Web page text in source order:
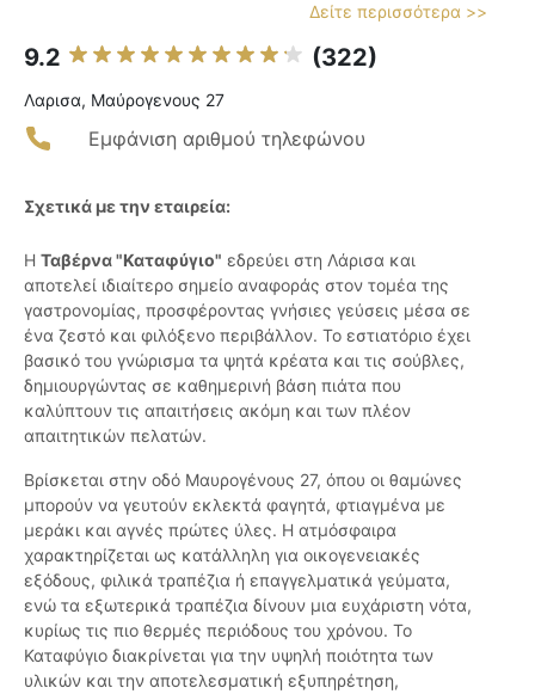
Δείτε περισσότερα >>
9.2 (322)
Λαρισα, Μαύρογενους 27
Εμφάνιση αριθμού τηλεφώνου
Σχετικά με την εταιρεία:
Η Ταβέρνα "Καταφύγιο" εδρεύει στη Λάρισα και
αποτελεί ιδιαίτερο σημείο αναφοράς στον τομέα της
γαστρονομίας, προσφέροντας γνήσιες γεύσεις μέσα σε
ένα ζεστό και φιλόξενο περιβάλλον. Το εστιατόριο έχει
βασικό του γνώρισμα τα ψητά κρέατα και τις σούβλες,
δημιουργώντας σε καθημερινή βάση πιάτα που
καλύπτουν τις απαιτήσεις ακόμη και των πλέον
απαιτητικών πελατών.
Βρίσκεται στην οδό Μαυρογένους 27, όπου οι θαμώνες
μπορούν να γευτούν εκλεκτά φαγητά, φτιαγμένα με
μεράκι και αγνές πρώτες ύλες. Η ατμόσφαιρα
χαρακτηρίζεται ως κατάλληλη για οικογενειακές
εξόδους, φιλικά τραπέζια ή επαγγελματικά γεύματα,
ενώ τα εξωτερικά τραπέζια δίνουν μια ευχάριστη νότα,
κυρίως τις πιο θερμές περιόδους του χρόνου. Το
Καταφύγιο διακρίνεται για την υψηλή ποιότητα των
υλικών και την αποτελεσματική εξυπηρέτηση,